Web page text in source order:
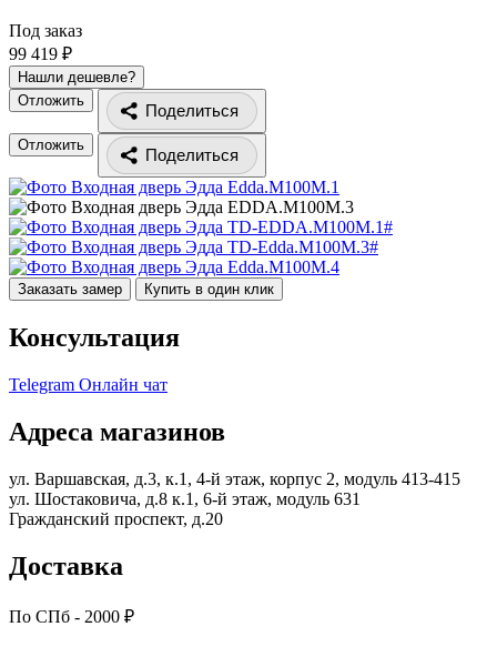
Под заказ
99 419 ₽
Нашли дешевле?
Отложить
Поделиться
Отложить
Поделиться
Заказать замер Купить в один клик
Консультация
Telegram Онлайн чат
Адреса магазинов
ул. Варшавская, д.3, к.1, 4-й этаж, корпус 2, модуль 413-415
ул. Шостаковича, д.8 к.1, 6-й этаж, модуль 631
Гражданский проспект, д.20
Доставка
По СПб - 2000 ₽